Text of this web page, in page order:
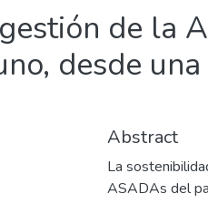
de la
desde
Abstract
La
ASADAs del